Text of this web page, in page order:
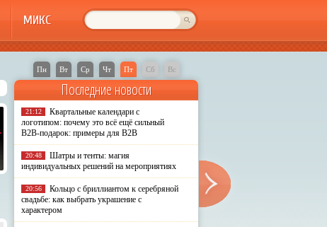
МИКС
Пн Вт Ср Чт Пт Сб Вс
Последние новости
21:12
Квартальные календари с
логотипом: почему это всё ещё сильный
B2B-подарок: примеры для B2B
20:48
Шатры и тенты: магия
индивидуальных решений на мероприятиях
20:56
Кольцо с бриллиантом к серебряной
свадьбе: как выбрать украшение с
характером